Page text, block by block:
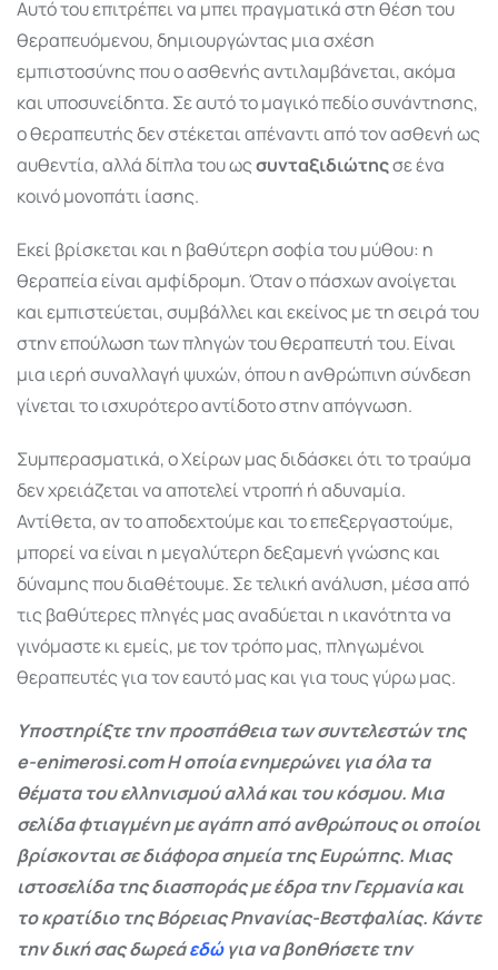
Αυτό του επιτρέπει να μπει πραγματικά στη θέση του
θεραπευόμενου, δημιουργώντας μια σχέση
εμπιστοσύνης που ο ασθενής αντιλαμβάνεται, ακόμα
και υποσυνείδητα. Σε αυτό το μαγικό πεδίο συνάντησης,
ο θεραπευτής δεν στέκεται απέναντι από τον ασθενή ως
αυθεντία, αλλά δίπλα του ωςσυνταξιδιώτηςσε ένα
κοινό μονοπάτι ίασης.
Εκεί βρίσκεται και η βαθύτερη σοφία του μύθου: η
θεραπεία είναι αμφίδρομη. Όταν ο πάσχων ανοίγεται
και εμπιστεύεται, συμβάλλει και εκείνος με τη σειρά του
στην επούλωση των πληγών του θεραπευτή του. Είναι
μια ιερή συναλλαγή ψυχών, όπου η ανθρώπινη σύνδεση
γίνεται το ισχυρότερο αντίδοτο στην απόγνωση.
Συμπερασματικά, ο Χείρων μας διδάσκει ότι το τραύμα
δεν χρειάζεται να αποτελεί ντροπή ή αδυναμία.
Αντίθετα, αν το αποδεχτούμε και το επεξεργαστούμε,
μπορεί να είναι η μεγαλύτερη δεξαμενή γνώσης και
δύναμης που διαθέτουμε. Σε τελική ανάλυση, μέσα από
τις βαθύτερες πληγές μας αναδύεται η ικανότητα να
γινόμαστε κι εμείς, με τον τρόπο μας, πληγωμένοι
θεραπευτές για τον εαυτό μας και για τους γύρω μας.
Υποστηρίξτε την προσπάθεια των συντελεστών της
e-enimerosi.com Η οποία ενημερώνει για όλα τα
θέματα του ελληνισμού αλλά και του κόσμου. Μια
σελίδα φτιαγμένη με αγάπη από ανθρώπους οι οποίοι
βρίσκονται σε διάφορα σημεία της Ευρώπης. Μιας
ιστοσελίδα της διασποράς με έδρα την Γερμανία και
το κρατίδιο της Βόρειας Ρηνανίας-Βεστφαλίας. Κάντε
την δική σας δωρεάεδώγια να βοηθήσετε την